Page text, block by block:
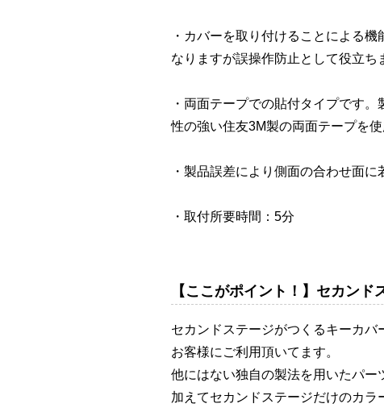
・カバーを取り付けることによる
なりますが誤操作防止として役立ち
・両面テープでの貼付タイプです
性の強い住友3M製の両面テープを使
・製品誤差により側面の合わせ面
・取付所要時間：5分
【ここがポイント！】セカンド
セカンドステージがつくるキーカ
お客様にご利用頂いてます。
他にはない独自の製法を用いたパー
加えてセカンドステージだけのカ